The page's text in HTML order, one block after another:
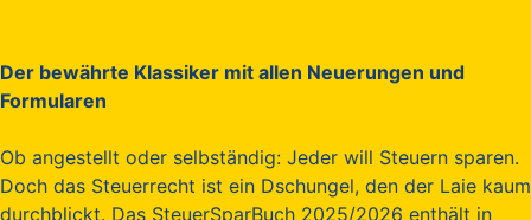
Der bewährte Klassiker mit allen Neuerungen und
Formularen
Ob angestellt oder selbständig: Jeder will Steuern sparen.
Doch das Steuerrecht ist ein Dschungel, den der Laie kaum
durchblickt. Das SteuerSparBuch 2025/2026 enthält in